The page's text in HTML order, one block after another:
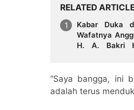
RELATED
Kabar Duka
Wafatnya
H. A. Bakri
“Saya bangga, ini
adalah terus